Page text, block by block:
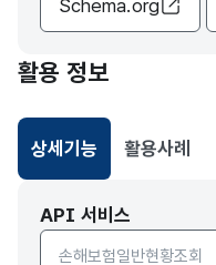
Schema.org
활용 정보
상세기능
선택됨
활용사례
API 서비스
API서비스 종류 선택